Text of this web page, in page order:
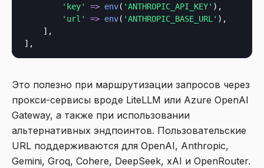
'key'
=> env( 'ANTHROPIC_API_KEY' ),
'url'
=> env( 'ANTHROPIC_BASE_URL' ),
    ],
Это полезно при маршрутизации запросов через
прокси-сервисы вроде LiteLLM или Azure OpenAI
Gateway, а также при использовании
альтернативных эндпоинтов. Пользовательские
URL поддерживаются для OpenAI, Anthropic,
Gemini, Groq, Cohere, DeepSeek, xAI и OpenRouter.